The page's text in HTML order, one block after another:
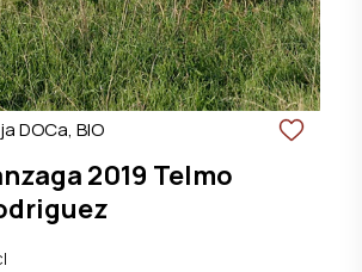
DOCa, BIO
2019 Telmo